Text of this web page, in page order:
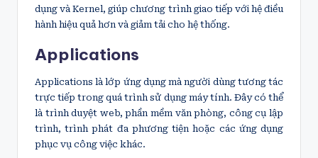
dụng và Kernel, giúp chương trình giao tiếp với hệ điều
hành hiệu quả hơn và giảm tải cho hệ thống.
Applications
Applications là lớp ứng dụng mà người dùng tương tác
trực tiếp trong quá trình sử dụng máy tính. Đây có thể
là trình duyệt web, phần mềm văn phòng, công cụ lập
trình, trình phát đa phương tiện hoặc các ứng dụng
phục vụ công việc khác.